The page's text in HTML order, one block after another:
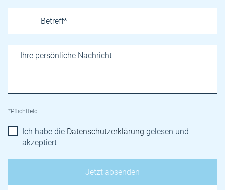
*Pflichtfeld
Ich habe die Datenschutzerklärung gelesen und
akzeptiert